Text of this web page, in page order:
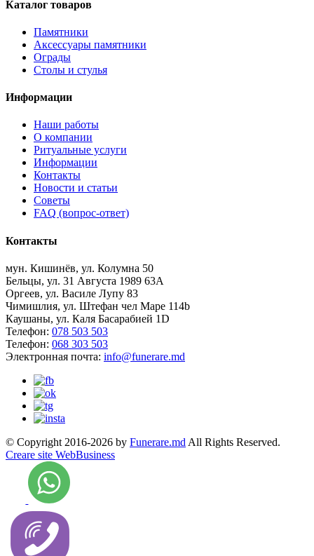
Каталог товаров
Памятники
Аксессуары памятники
Ограды
Столы и стулья
Информации
Наши работы
О компании
Ритуальные услуги
Информации
Контакты
Новости и статьи
Советы
FAQ (вопрос-ответ)
Контакты
мун. Кишинёв, ул. Колумна 50
Бельцы, ул. 31 Августа 1989 63А
Оргеев, ул. Василе Лупу 83
Чимишлия, ул. Штефан чел Маре 114b
Каушаны, ул. Каля Басарабией 1D
Телефон: 078 503 503
Телефон: 068 303 503
Электронная почта: info@funerare.md
© Copyright 2016-2026 by Funerare.md All Rights Reserved.
Creare site WebBusiness